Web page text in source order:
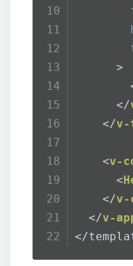
      >
</
</v-
<v-
<
</v-
</v-
</